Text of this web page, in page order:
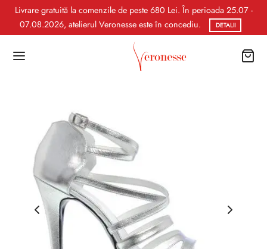
Livrare gratuită la comenzile de peste 680 Lei. În perioada 25.07 -
07.08.2026, atelierul Veronesse este în concediu.
DETALII